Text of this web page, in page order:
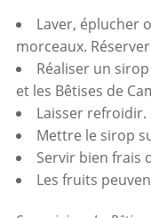
Laver, éplucher
morceaux.
Réaliser un sirop
et les Bêtises de
Laisser refroidir.
Mettre le sirop
Servir bien frais
Les fruits